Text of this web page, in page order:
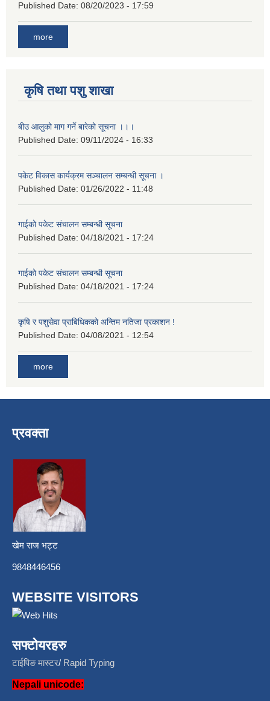
Published Date: 08/20/2023 - 17:59
more
कृषि तथा पशु शाखा
बीउ आलुको माग गर्ने बारेको सूचना ।।।
Published Date: 09/11/2024 - 16:33
पकेट विकास कार्यक्रम सञ्चालन सम्बन्धी सूचना ।
Published Date: 01/26/2022 - 11:48
गाईको पकेट संचालन सम्बन्धी सूचना
Published Date: 04/18/2021 - 17:24
गाईको पकेट संचालन सम्बन्धी सूचना
Published Date: 04/18/2021 - 17:24
कृषि र पशुसेवा प्राबिधिकको अन्तिम नतिजा प्रकाशन !
Published Date: 04/08/2021 - 12:54
more
प्रवक्ता
खेम राज भट्ट
9848446456
WEBSITE VISITORS
सफ्टोयरहरु
टाईपिङ मास्टर/ Rapid Typing
Nepali unicode: